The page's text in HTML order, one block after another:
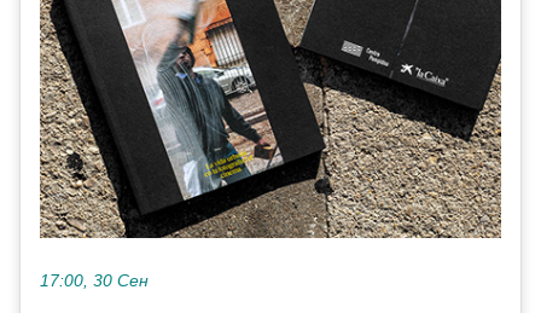
17:00, 30 Сен